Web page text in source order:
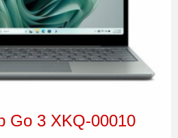
Go 3 XKQ-00010